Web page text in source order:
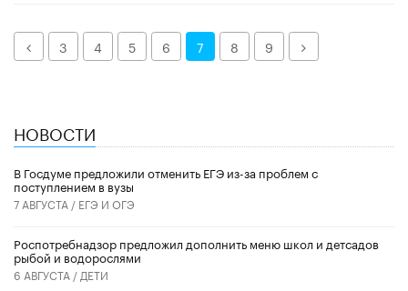
Назад
3 4 5 6 7 8 9 Далее
НОВОСТИ
В Госдуме предложили отменить ЕГЭ из-за проблем с
поступлением в вузы
7 АВГУСТА / ЕГЭ И ОГЭ
Роспотребнадзор предложил дополнить меню школ и детсадов
рыбой и водорослями
6 АВГУСТА / ДЕТИ